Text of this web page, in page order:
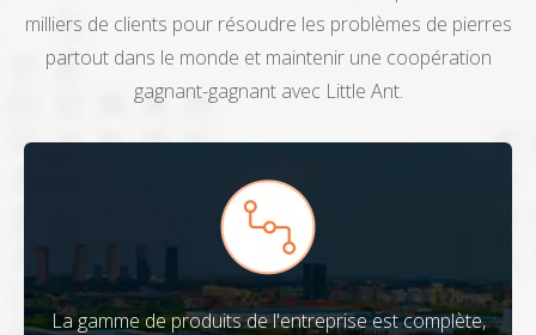
milliers de clients pour résoudre les problèmes de pierres
partout dans le monde et maintenir une coopération
gagnant-gagnant avec Little Ant.
La gamme de produits de l'entreprise est complète,